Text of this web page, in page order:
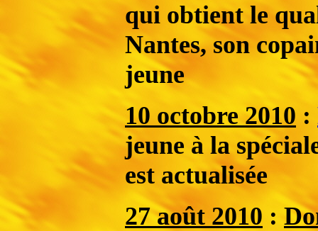
qui obtient le
Nantes, son
jeune
10 octobre 2010 :
jeune à la
est actualisée
27 août 2010 :